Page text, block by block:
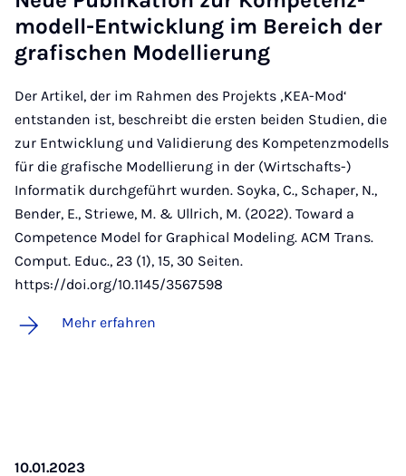
mo­dell-Ent­wick­lung im Be­reich der
gra­fi­schen Mo­del­lie­rung
Der Artikel, der im Rahmen des Projekts ‚KEA-Mod‘
entstanden ist, beschreibt die ersten beiden Studien, die
zur Entwicklung und Validierung des Kompetenzmodells
für die grafische Modellierung in der (Wirtschafts-)
Informatik durchgeführt wurden. Soyka, C., Schaper, N.,
Bender, E., Striewe, M. & Ullrich, M. (2022). Toward a
Competence Model for Graphical Modeling. ACM Trans.
Comput. Educ., 23 (1), 15, 30 Seiten.
https://doi.org/10.1145/3567598
Mehr erfahren
10.01.2023